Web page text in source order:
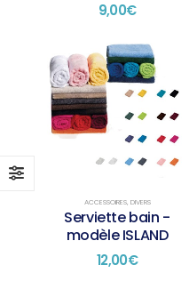
9,00€
ACCESSOIRES, DIVERS
Serviette bain -
modèle ISLAND
12,00€